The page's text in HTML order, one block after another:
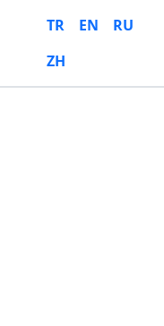
TR EN
RU
ZH